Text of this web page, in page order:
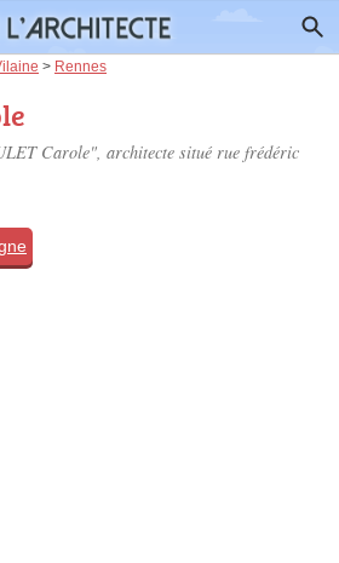
> Rennes
Carole", architecte situé rue frédéric